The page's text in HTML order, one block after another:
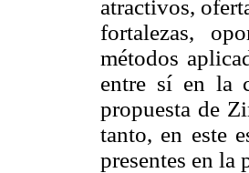
atractivos,
fortalezas,
métodos
entre sí en la
propuesta de
tanto, en este
presentes en la